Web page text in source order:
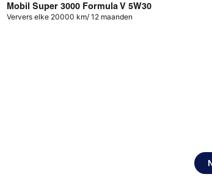
Mobil Super 3000 Formula V 5W30
Ververs elke 20000 km/ 12 maanden